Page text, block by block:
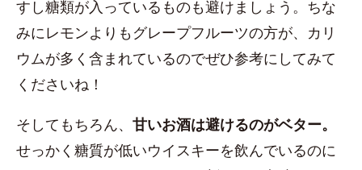
すし糖類が入っているものも避けましょう。ちな
みにレモンよりもグレープフルーツの方が、カリ
ウムが多く含まれているのでぜひ参考にしてみて
くださいね！
そしてもちろん、 甘いお酒は避けるのがベター。
せっかく糖質が低いウイスキーを飲んでいるのに